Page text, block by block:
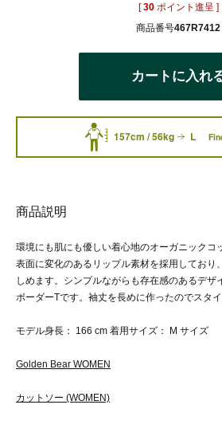
[ 30 ポイント進呈 ]
商品番号467R7412
カートに入れ
157cm / 56kg L
商品説明
環境にも肌にも優しい着心地のオーガニックコ
表面に変化のあるリップル素材を採用しており
しめます。シンプルながらも存在感のあるデザ
ボーダーTです。袖丈を長めに作ったのでスタ
モデル身長： 166 cm 着用サイズ： M サイズ
Golden Bear WOMEN
カットソー (WOMEN)